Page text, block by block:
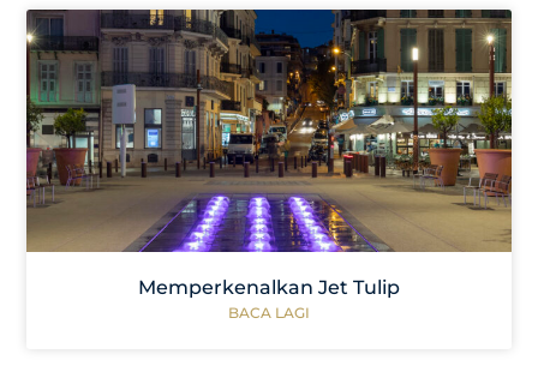
Memperkenalkan Jet Tulip
BACA LAGI